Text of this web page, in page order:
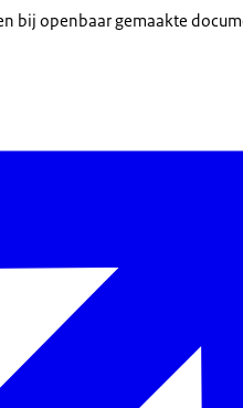
bij openbaar gemaakte